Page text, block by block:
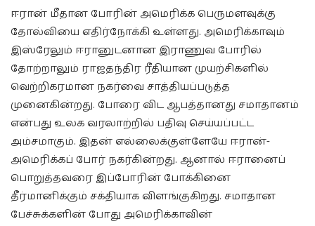
ஈரான் மீதான போரின் அமெரிக்க பெருமளவுக்கு
தோல்வியை எதிர்நோக்கி உள்ளது. அமெரிக்காவும்
இஸ்ரேலும் ஈரானுடனான இராணுவ போரில்
தோற்றாலும் ராஜதந்திர ரீதியான முயற்சிகளில்
வெற்றிகரமான நகர்வை சாத்தியப்படுத்த
முனைகின்றது. போரை விட ஆபத்தானது சமாதானம்
என்பது உலக வரலாற்றில் பதிவு செய்யப்பட்ட
அம்சமாகும். இதன் எல்லைக்குள்ளேயே ஈரான்-
அமெரிக்கப் போர் நகர்கின்றது. ஆனால் ஈரானைப்
பொறுத்தவரை இப்போரின் போக்கினை
தீர்மானிக்கும் சக்தியாக விளங்குகிறது. சமாதான
பேச்சுக்களின் போது அமெரிக்காவின்